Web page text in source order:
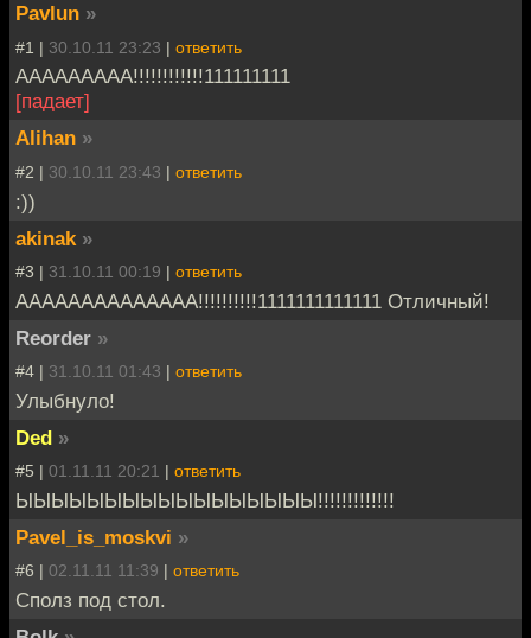
Pavlun »
#1 | 30.10.11 23:23 | ответить
ААААААААА!!!!!!!!!!!!111111111
[падает]
Alihan »
#2 | 30.10.11 23:43 | ответить
:))
akinak »
#3 | 31.10.11 00:19 | ответить
АААААААААААААА!!!!!!!!!!1111111111111 Отличный!
Reorder »
#4 | 31.10.11 01:43 | ответить
Улыбнуло!
Ded »
#5 | 01.11.11 20:21 | ответить
ЫЫЫЫЫЫЫЫЫЫЫЫЫЫЫЫЫ!!!!!!!!!!!!!
Pavel_is_moskvi »
#6 | 02.11.11 11:39 | ответить
Сполз под стол.